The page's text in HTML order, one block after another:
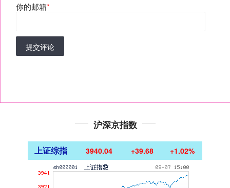
你的邮箱*
提交评论
沪深京指数
上证综指 3940.04 +39.68 +1.02%